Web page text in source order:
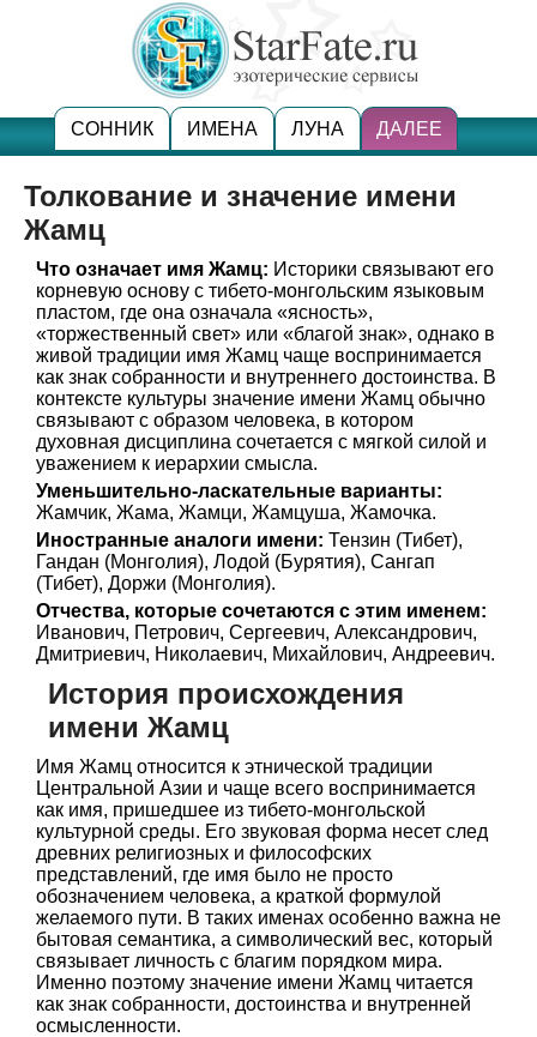
СОННИК ИМЕНА ЛУНА ДАЛЕЕ
Толкование и значение имени
Жамц
Что означает имя Жамц: Историки связывают его
корневую основу с тибето-монгольским языковым
пластом, где она означала «ясность»,
«торжественный свет» или «благой знак», однако в
живой традиции имя Жамц чаще воспринимается
как знак собранности и внутреннего достоинства. В
контексте культуры значение имени Жамц обычно
связывают с образом человека, в котором
духовная дисциплина сочетается с мягкой силой и
уважением к иерархии смысла.
Уменьшительно-ласкательные варианты:
Жамчик, Жама, Жамци, Жамцуша, Жамочка.
Иностранные аналоги имени: Тензин (Тибет),
Гандан (Монголия), Лодой (Бурятия), Сангап
(Тибет), Доржи (Монголия).
Отчества, которые сочетаются с этим именем:
Иванович, Петрович, Сергеевич, Александрович,
Дмитриевич, Николаевич, Михайлович, Андреевич.
История происхождения
имени Жамц
Имя Жамц относится к этнической традиции
Центральной Азии и чаще всего воспринимается
как имя, пришедшее из тибето-монгольской
культурной среды. Его звуковая форма несет след
древних религиозных и философских
представлений, где имя было не просто
обозначением человека, а краткой формулой
желаемого пути. В таких именах особенно важна не
бытовая семантика, а символический вес, который
связывает личность с благим порядком мира.
Именно поэтому значение имени Жамц читается
как знак собранности, достоинства и внутренней
осмысленности.